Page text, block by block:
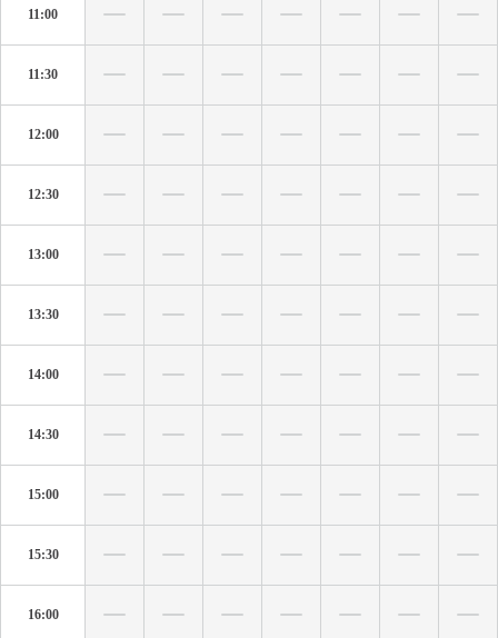
11:00
11:30
12:00
12:30
13:00
13:30
14:00
14:30
15:00
15:30
16:00